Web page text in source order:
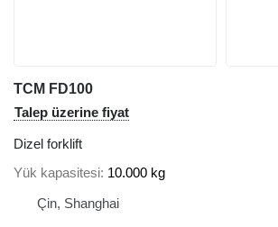
TCM FD100
Talep üzerine fiyat
Dizel forklift
Yük kapasitesi 10.000 kg
Çin, Shanghai